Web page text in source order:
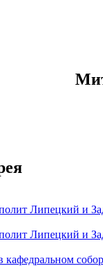
Липецкий и
Липецкий и